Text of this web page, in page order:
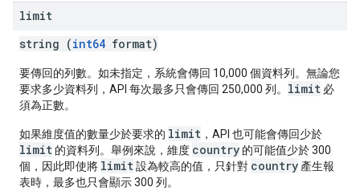
limit
string (int64 format)
要傳回的列數。如未指定，系統會傳回 10,000 個資料列。無論您
要求多少資料列，API 每次最多只會傳回 250,000 列。 limit 必
須為正數。
如果維度值的數量少於要求的 limit ，API 也可能會傳回少於
limit 的資料列。舉例來說，維度 country 的可能值少於 300
個，因此即使將 limit設為較高的值，只針對 country 產生報
表時，最多也只會顯示 300 列。